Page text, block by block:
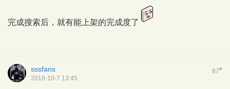
完成搜索后，就有能上架的完成度了
87#
sssfans
2018-10-7 13:45